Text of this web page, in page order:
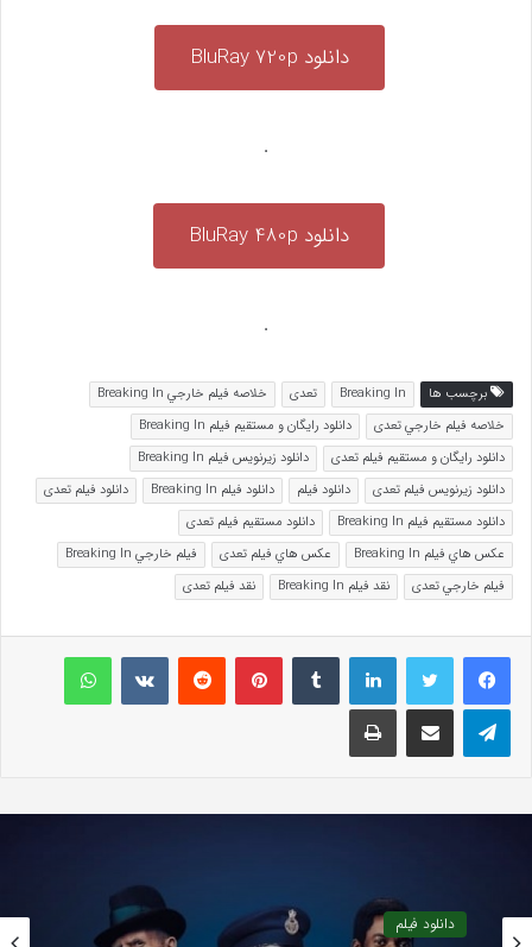
دانلود BluRay 720p
.
دانلود BluRay 480p
.
برچسب ها Breaking In تعدی
خلاصه فيلم خارجي Breaking In
خلاصه فيلم خارجي تعدی
دانلود رايگان و مستقيم فيلم Breaking In
دانلود رايگان و مستقيم فيلم تعدی
دانلود زيرنويس فيلم Breaking In
دانلود زيرنويس فيلم تعدی
دانلود فيلم دانلود فيلم Breaking In
دانلود فيلم تعدی
دانلود مستقيم فيلم Breaking In
دانلود مستقيم فيلم تعدی
عکس هاي فيلم Breaking In
عکس هاي فيلم تعدی
فيلم خارجي Breaking In
فيلم خارجي تعدی
نقد فيلم Breaking In نقد فيلم تعدی
لینکداینتامبلر پینتریستReddit
VKontakteواتس آپ
تلگرام اشتراک گذاری با ایمیل چاپ
دانلود فیلم